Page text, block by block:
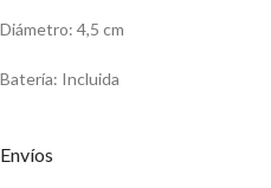
Diámetro: 4,5 cm
Batería: Incluida
Envíos